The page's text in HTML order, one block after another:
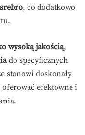
srebro, co dodatkowo
wysoką jakością,
do specyficznych
stanowi doskonały
efektowne i